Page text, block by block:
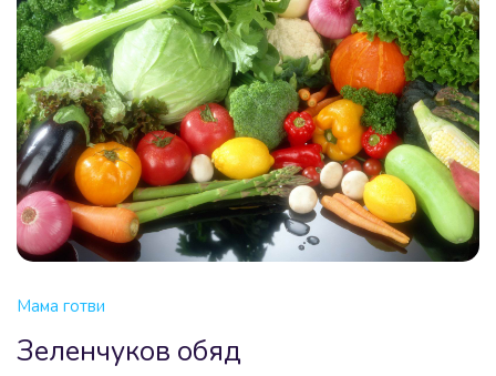
Мама готви
Зеленчуков обяд